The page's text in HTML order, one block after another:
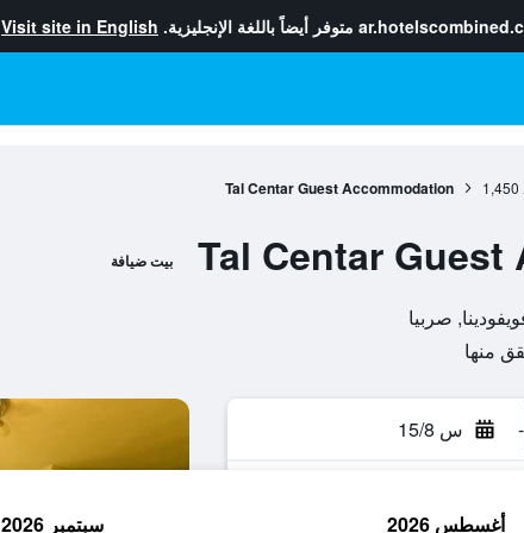
متوفر أيضاً باللغة الإنجليزية. Visit site in English
1,450
Tal Centar Guest Accommodation
Tal Centar بيت ضيافة
- س 15/8
أغسطس 2026 سبتمبر 2026